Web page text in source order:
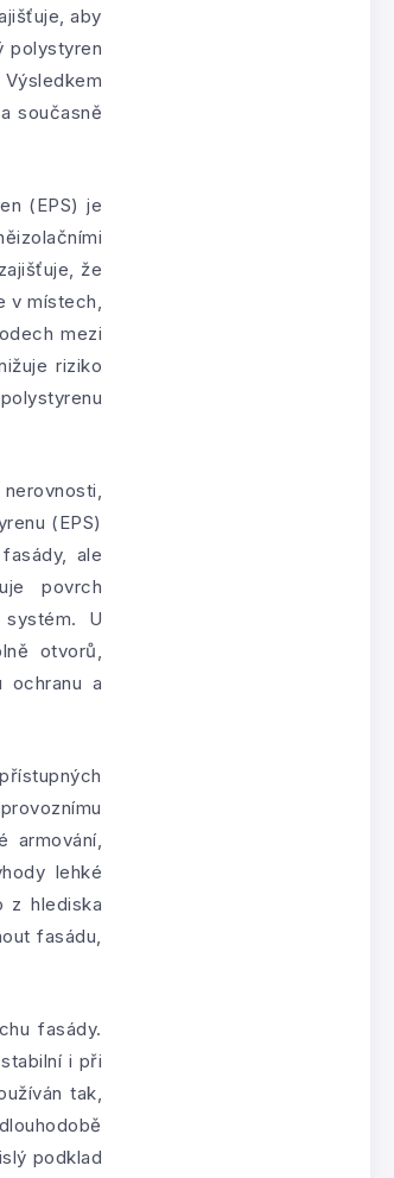
aby
polystyren
současně
(EPS) je
že
v místech,
mezi
riziko
(EPS)
ale
povrch
U
otvorů,
ochranu a
armování,
lehké
z hlediska
fasádu,
fasády.
i při
tak,
podklad